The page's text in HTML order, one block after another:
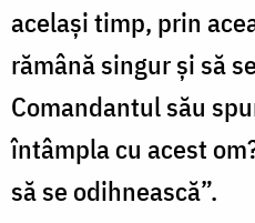
același timp, prin
rămână singur și să
Comandantul său
întâmpla cu acest
să se odihnească”.